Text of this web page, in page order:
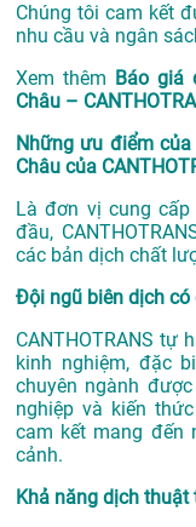
Chúng tôi cam kết
nhu cầu và ngân
Xem thêm Báo giá
Châu –
Những ưu điểm
Châu của
Là đơn vị cung
đầu,
các bản dịch chất
Đội ngũ biên dịch có
CANTHOTRANS tự
kinh nghiệm, đặc
chuyên ngành
nghiệp và kiến
cam kết mang đến
cảnh.
Khả năng dịch